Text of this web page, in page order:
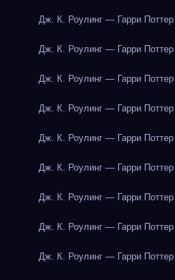
Дж. К. Роулинг — Гарри
Дж. К. Роулинг — Гарри
Дж. К. Роулинг — Гарри
Дж. К. Роулинг — Гарри
Дж. К. Роулинг — Гарри
Дж. К. Роулинг — Гарри
Дж. К. Роулинг — Гарри
Дж. К. Роулинг — Гарри
Дж. К. Роулинг — Гарри